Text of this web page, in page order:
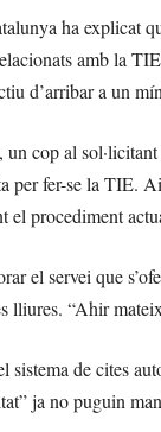
ha explicat
amb la
d’arribar a un
cop al
per fer-se la TIE.
el procediment
el servei que
lliures. “Ahir
sistema de cites
ja no puguin